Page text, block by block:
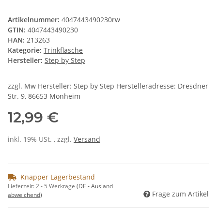
Artikelnummer: 4047443490230rw
GTIN: 4047443490230
HAN: 213263
Kategorie: Trinkflasche
Hersteller: Step by Step
zzgl. Mw Hersteller: Step by Step Herstelleradresse: Dresdner
Str. 9, 86653 Monheim
12,99 €
inkl. 19% USt. , zzgl. Versand
Knapper Lagerbestand
Lieferzeit:2 - 5 Werktage (DE - Ausland
abweichend)
Frage zum Artikel